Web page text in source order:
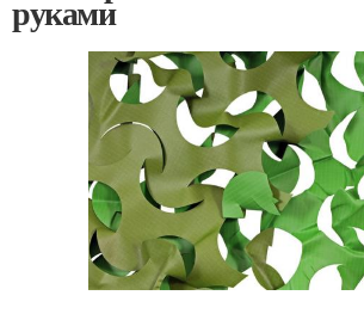
руками